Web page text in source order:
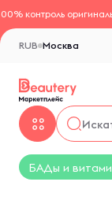
контроль
Москва
RUB
БАДы и